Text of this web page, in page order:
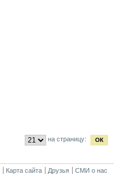
на страницу:
Карта сайта Друзья СМИ о нас